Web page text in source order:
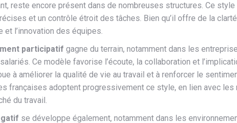
reste encore présent dans de nombreuses structures. Ce
et un contrôle étroit des tâches. Bien qu’il offre de la
et l’innovation des équipes.
participatif gagne du terrain, notamment dans les
Ce modèle favorise l’écoute, la collaboration et
à améliorer la qualité de vie au travail et à renforcer le
françaises adoptent progressivement ce style, en lien avec
du travail.
se développe également, notamment dans les